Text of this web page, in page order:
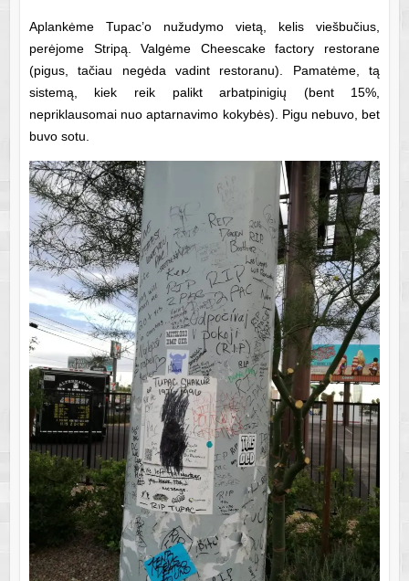
Aplankėme Tupac’o nužudymo vietą, kelis viešbučius,
perėjome Stripą. Valgėme Cheescake factory restorane
(pigus, tačiau negėda vadint restoranu). Pamatėme, tą
sistemą, kiek reik palikt arbatpinigių (bent 15%,
nepriklausomai nuo aptarnavimo kokybės). Pigu nebuvo, bet
buvo sotu.